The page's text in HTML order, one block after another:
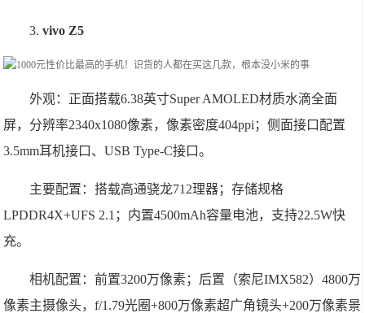
3.vivo Z5
外观：正面搭载6.38英寸Super AMOLED材质水滴全面
屏，分辨率2340x1080像素，像素密度404ppi；侧面接口配置
3.5mm耳机接口、USB Type-C接口。
主要配置：搭载高通骁龙712理器；存储规格
LPDDR4X+UFS 2.1；内置4500mAh容量电池，支持22.5W快
充。
相机配置：前置3200万像素；后置（索尼IMX582）4800万
像素主摄像头，f/1.79光圈+800万像素超广角镜头+200万像素景